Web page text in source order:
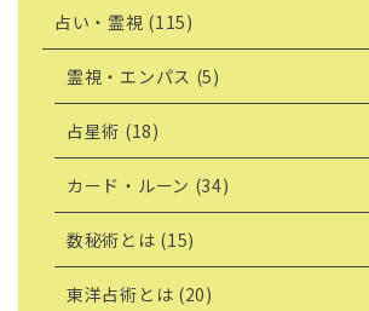
占い・霊視 (115)
霊視・エンパス (5)
占星術 (18)
カード・ルーン (34)
数秘術とは (15)
東洋占術とは (20)